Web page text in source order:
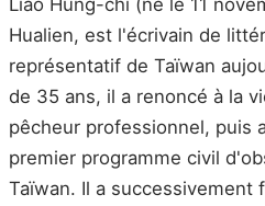
Hualien, est l'écrivain de
représentatif de Taïwan
de 35 ans, il a renoncé à la
pêcheur professionnel, puis
premier programme civil
Taïwan. Il a successivement